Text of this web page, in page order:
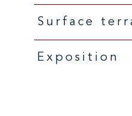
surface
Exposition